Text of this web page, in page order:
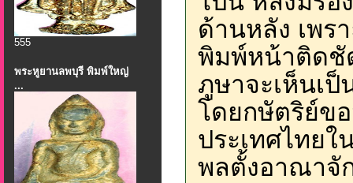
555
พระหูยานลพบุรี พิมพ์ใหญ่
...
ด้านหลัง เพร
พิมพ์หน้าติดชั
ภูษาจะเห็นเป็
โดยกษัตริย์ข
ประเทศไทย
พลตั้งอาณา